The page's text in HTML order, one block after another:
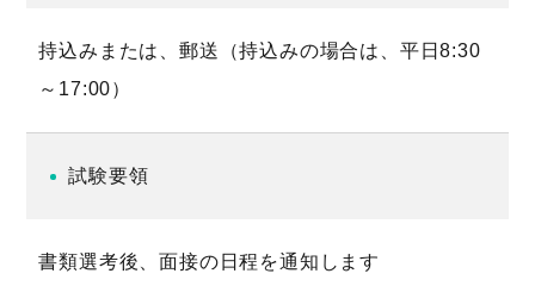
持込みまたは、郵送（持込みの場合は、平日8:30
～17:00）
試験要領
書類選考後、面接の日程を通知します